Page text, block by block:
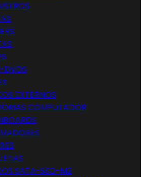
DVDS
EXTERNOS
COMPUTADOR
SATA-SSD-M2